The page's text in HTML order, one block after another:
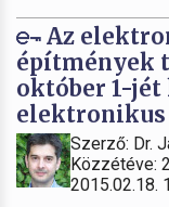
Az
építmények
október 1-
elektronikus
Szerző: Dr.
Közzétéve:
2015.02.18.